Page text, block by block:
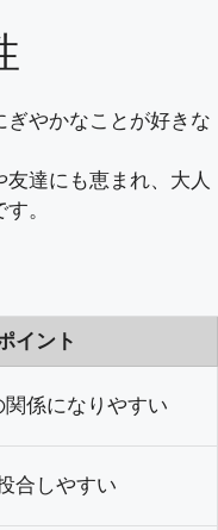
やかなことが好きな
達にも恵まれ、大人
。
イント
関係になりやすい
合しやすい